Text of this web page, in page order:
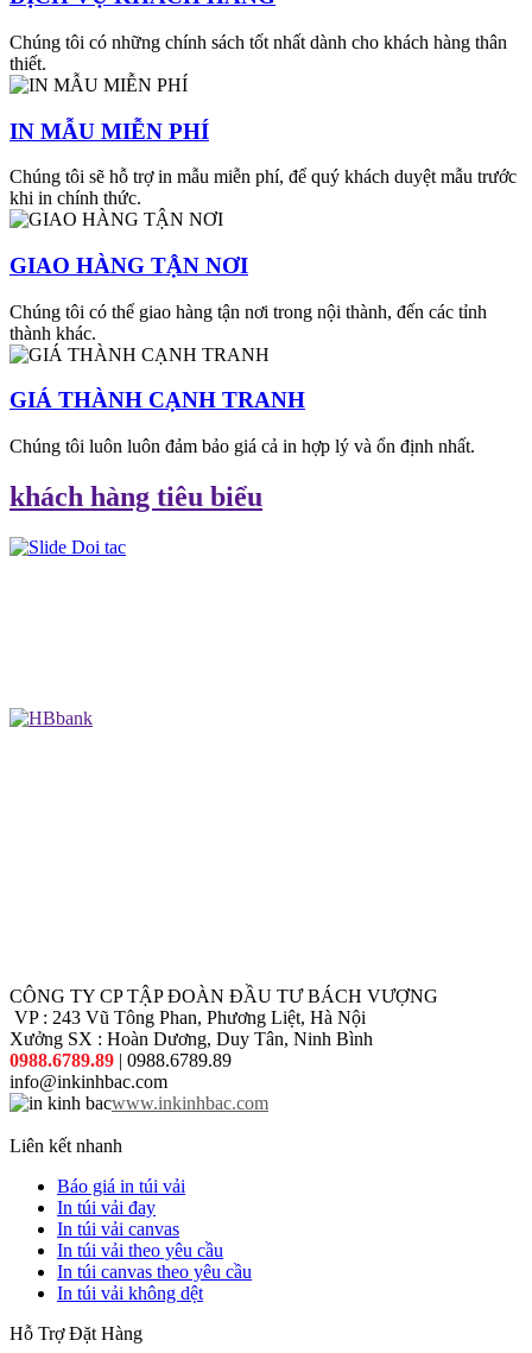
Chúng tôi có những chính sách tốt nhất dành cho khách hàng thân
thiết.
IN MẪU MIỄN PHÍ
Chúng tôi sẽ hỗ trợ in mẫu miễn phí, để quý khách duyệt mẫu trước
khi in chính thức.
GIAO HÀNG TẬN NƠI
Chúng tôi có thể giao hàng tận nơi trong nội thành, đến các tỉnh
thành khác.
GIÁ THÀNH CẠNH TRANH
Chúng tôi luôn luôn đảm bảo giá cả in hợp lý và ổn định nhất.
khách hàng tiêu biểu
CÔNG TY CP TẬP ĐOÀN ĐẦU TƯ BÁCH VƯỢNG
VP : 243 Vũ Tông Phan, Phương Liệt, Hà Nội
Xưởng SX : Hoàn Dương, Duy Tân, Ninh Bình
0988.6789.89 | 0988.6789.89
info@inkinhbac.com
www.inkinhbac.com
Liên kết nhanh
Báo giá in túi vải
In túi vải đay
In túi vải canvas
In túi vải theo yêu cầu
In túi canvas theo yêu cầu
In túi vải không dệt
Hỗ Trợ Đặt Hàng